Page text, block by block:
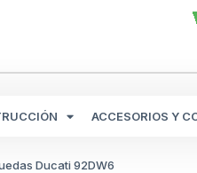
ACCESORIOS Y
Ducati 92DW6